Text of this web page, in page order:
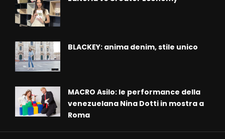
BLACKEY: anima denim, stile unico
MACRO Asilo: le performance della
venezuelana Nina Dotti in mostra a
Roma